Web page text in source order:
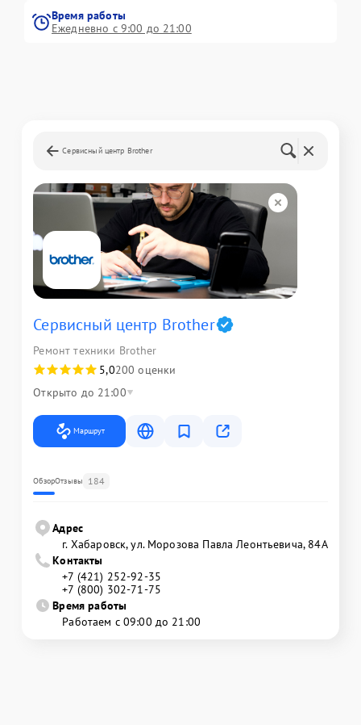
Время работы
Ежедневно с 9:00 до 21:00
Сервисный центр Brother
Сервисный центр Brother
Ремонт техники Brother
5,0200 оценки
Открыто до 21:00
Маршрут
ОбзорОтзывы 184
Адрес
г. Хабаровск, ул. Морозова Павла Леонтьевича, 84А
Контакты
+7 (421) 252-92-35
+7 (800) 302-71-75
Время работы
Работаем с 09:00 до 21:00